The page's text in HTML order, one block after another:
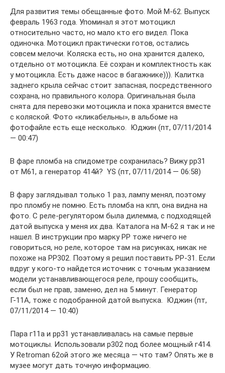
Для развития темы обещанные фото. Мой М-62. Выпуск
февраль 1963 года. Упоминал я этот мотоцикл
относительно часто, но мало кто его видел. Пока
одиночка. Мотоцикл практически готов, остались
совсем мелочи. Коляска есть, но она хранится далеко,
отдельно от мотоцикла. Её сохран и комплектность как
у мотоцикла. Есть даже насос в багажнике))). Калитка
заднего крыла сейчас стоит запасная, посредственного
сохрана, но правильного колора. Оригинальная была
снята для перевозки мотоцикла и пока хранится вместе
с коляской. Фото «кликабельны», в альбоме на
фотофайле есть еще несколько. Юджин (пт, 07/11/2014
— 00:47)
В фаре пломба на спидометре сохранилась? Вижу рр31
от М61, а генератор 414й? YS (пт, 07/11/2014 — 06:58)
В фару заглядывал только 1 раз, лампу менял, поэтому
про пломбу не помню. Есть пломба на кпп, она видна на
фото. С реле-регулятором была дилемма, с подходящей
датой выпуска у меня их два. Каталога на М-62 я так и не
нашел. В инструкции про марку РР тоже ничего не
говориться, но реле, которое там на рисунках, никак не
похоже на РР302. Поэтому я решил поставить РР-31. Если
вдруг у кого-то найдется источник с точным указанием
модели устанавливающегося реле, прошу сообщить,
если был не прав, заменю, дел на 5 минут. Генератор
Г-11А, тоже с подобранной датой выпуска. Юджин (пт,
07/11/2014 — 10:40)
Пара г11а и рр31 устанавливалась на самые первые
мотоциклы. Использовали р302 под более мощный г414.
У Retroman 62ой этого же месяца — что там? Опять же в
музее могут дать точную информацию.